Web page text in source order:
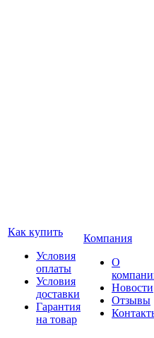
Как купить
Условия
оплаты
Условия
доставки
Гарантия
на товар
Компания
О
Новости
Отзывы